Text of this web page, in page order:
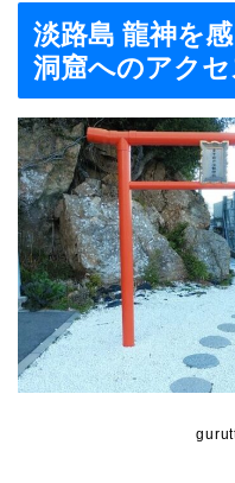
淡路島 龍神を
洞窟へのアク